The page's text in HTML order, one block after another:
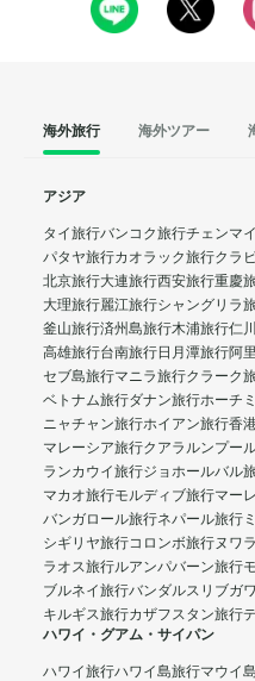
海外旅行 海外ツアー
アジア
タイ旅行バンコク旅行チェンマ
パタヤ旅行カオラック旅行クラ
北京旅行大連旅行西安旅行重慶
大理旅行麗江旅行シャングリラ
釜山旅行済州島旅行木浦旅行仁
高雄旅行台南旅行日月潭旅行阿
セブ島旅行マニラ旅行クラーク
ベトナム旅行ダナン旅行ホーチ
ニャチャン旅行ホイアン旅行香
マレーシア旅行クアラルンプー
ランカウイ旅行ジョホールバル
マカオ旅行モルディブ旅行マー
バンガロール旅行ネパール旅行
シギリヤ旅行コロンボ旅行ヌワ
ラオス旅行ルアンパバーン旅行
ブルネイ旅行バンダルスリブガ
キルギス旅行カザフスタン旅行
ハワイ・グアム・サイパン
ハワイ旅行ハワイ島旅行マウイ